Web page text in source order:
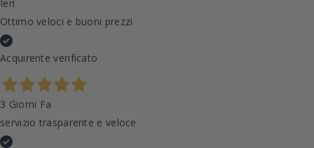
Ieri
Ottimo veloci e buoni prezzi
Acquirente verificato
3 Giorni Fa
servizio trasparente e veloce